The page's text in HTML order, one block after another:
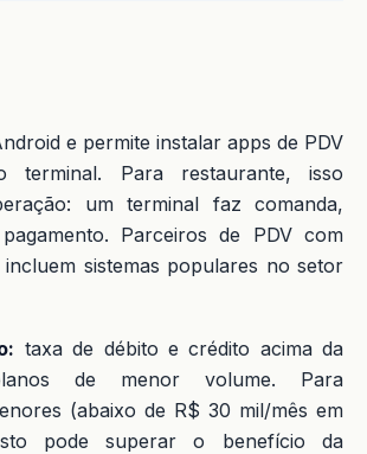
e permite instalar apps de PDV
terminal. Para restaurante, isso
um terminal faz comanda,
Parceiros de PDV com
sistemas populares no setor
taxa de débito e crédito acima da
de menor volume. Para
(abaixo de R$ 30 mil/mês em
pode superar o benefício da